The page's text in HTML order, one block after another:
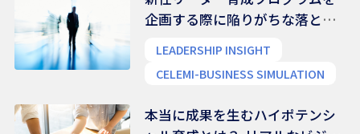
企画する際に陥りがちな落とし
LEADERSHIP INSIGHT
CELEMI-BUSINESS SIMULATION
本当に成果を生むハイポテンシ